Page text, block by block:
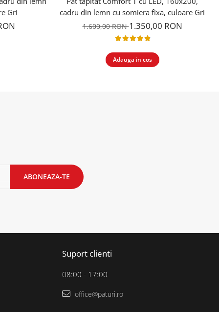
Gri
cadru din lemn cu somiera fixa, culoare Gri
1.600,00 RON1.350,00 RON
Adauga in cos
Suport clienti
08:00 - 17:00
office@paturi.ro